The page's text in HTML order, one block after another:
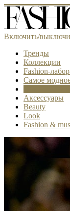
Включить/
Тренды
Коллекции
Fashion-
Самое
Аксессуары
Beauty
Look
Fashion &